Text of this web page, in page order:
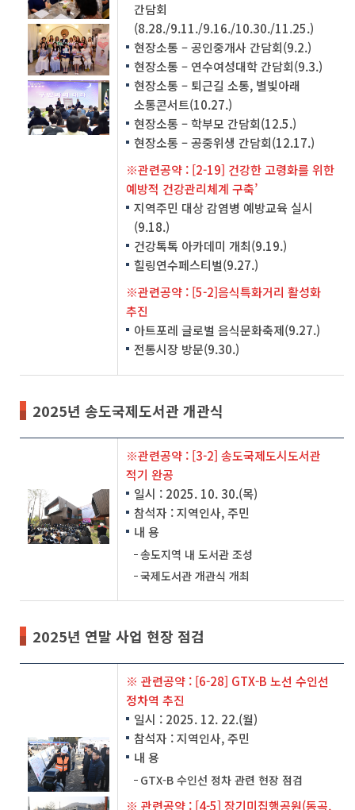
간담회
(8.28./9.11./9.16./10.30./11.25.)
현장소통 – 공인중개사 간담회(9.2.)
현장소통 – 연수여성대학 간담회(9.3.)
현장소통 – 퇴근길 소통, 별빛아래
소통콘서트(10.27.)
현장소통 – 학부모 간담회(12.5.)
현장소통 – 공중위생 간담회(12.17.)
※관련공약 : [2-19] 건강한 고령화를 위한
예방적 건강관리체계 구축’
지역주민 대상 감염병 예방교육 실시
(9.18.)
건강톡톡 아카데미 개최(9.19.)
힐링연수페스티벌(9.27.)
※관련공약 : [5-2]음식특화거리 활성화
추진
아트포레 글로벌 음식문화축제(9.27.)
전통시장 방문(9.30.)
2025년 송도국제도서관 개관식
※관련공약 : [3-2] 송도국제도시도서관
적기 완공
일시 : 2025. 10. 30.(목)
참석자 : 지역인사, 주민
내 용
송도지역 내 도서관 조성
국제도서관 개관식 개최
2025년 연말 사업 현장 점검
※ 관련공약 : [6-28] GTX-B 노선 수인선
정차역 추진
일시 : 2025. 12. 22.(월)
참석자 : 지역인사, 주민
내 용
GTX-B 수인선 정차 관련 현장 점검
※ 관련공약 : [4-5] 장기미집행공원(동곡,